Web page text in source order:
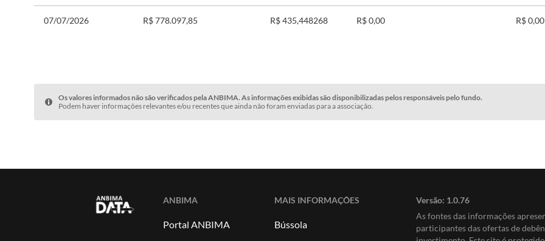
07/07/2026 R$ 778.097,85 R$ 435,448268 R$ 0,00 R$ 0,00
Os valores informados não são verificados pela ANBIMA. As informações exibidas são disponibilizadas pelos responsáveis pelo fundo.
Podem haver informações relevantes e/ou recentes que ainda não foram enviadas para a associação.
ANBIMA
Portal ANBIMA
MAIS INFORMAÇÕES
Bússola
Versão: 1.0.76
As fontes das informações
participantes das ofertas de